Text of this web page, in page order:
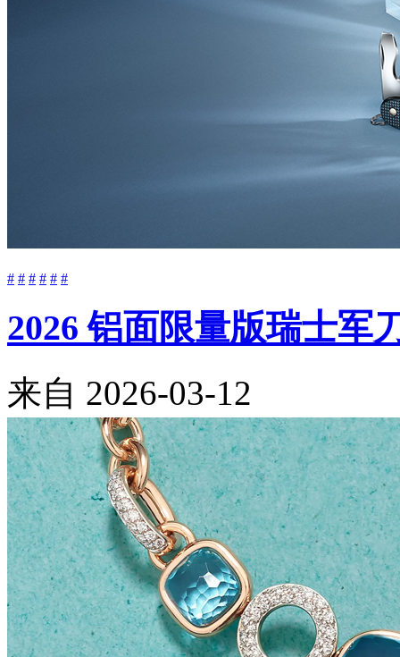
# # # # # #
2026 铝面限量版瑞士军
来自 2026-03-12